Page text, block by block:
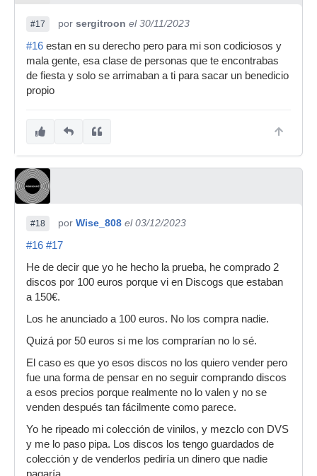
#17 por sergitroon el 30/11/2023
#16 estan en su derecho pero para mi son codiciosos y
mala gente, esa clase de personas que te encontrabas
de fiesta y solo se arrimaban a ti para sacar un benedicio
propio
#18 por Wise_808 el 03/12/2023
#16 #17
He de decir que yo he hecho la prueba, he comprado 2
discos por 100 euros porque vi en Discogs que estaban
a 150€.
Los he anunciado a 100 euros. No los compra nadie.
Quizá por 50 euros si me los comprarían no lo sé.
El caso es que yo esos discos no los quiero vender pero
fue una forma de pensar en no seguir comprando discos
a esos precios porque realmente no lo valen y no se
venden después tan fácilmente como parece.
Yo he ripeado mi colección de vinilos, y mezclo con DVS
y me lo paso pipa. Los discos los tengo guardados de
colección y de venderlos pediría un dinero que nadie